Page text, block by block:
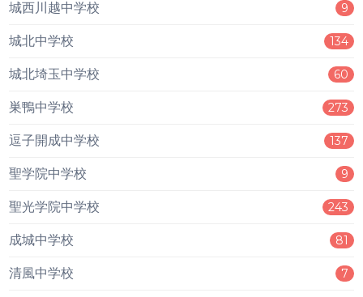
城西川越中学校 9
城北中学校 134
城北埼玉中学校 60
巣鴨中学校 273
逗子開成中学校 137
聖学院中学校 9
聖光学院中学校 243
成城中学校 81
清風中学校 7